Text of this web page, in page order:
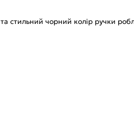
стильний чорний колір ручки